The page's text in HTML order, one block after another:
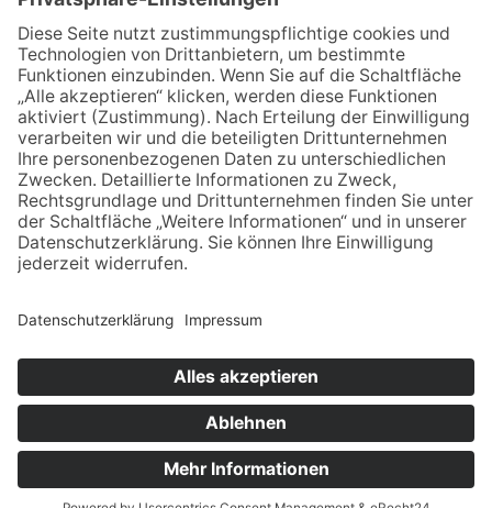
X6-6R13
Druckhaus Tecklenborg, Steinfurt
3-926619-62-7
5,00€
© Stadtmuseum Ibbenbüren –Impressum–
Datenschutz